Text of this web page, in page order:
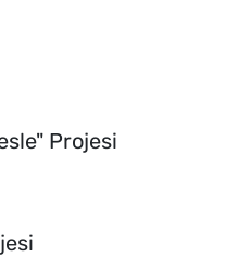
Projesi